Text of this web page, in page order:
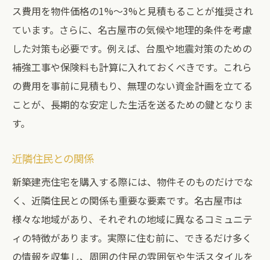
ス費用を物件価格の1%〜3%と見積もることが推奨され
ています。さらに、名古屋市の気候や地理的条件を考慮
した対策も必要です。例えば、台風や地震対策のための
補強工事や保険料も計算に入れておくべきです。これら
の費用を事前に見積もり、無理のない資金計画を立てる
ことが、長期的な安定した生活を送るための鍵となりま
す。
近隣住民との関係
新築建売住宅を購入する際には、物件そのものだけでな
く、近隣住民との関係も重要な要素です。名古屋市は
様々な地域があり、それぞれの地域に異なるコミュニテ
ィの特徴があります。実際に住む前に、できるだけ多く
の情報を収集し、周囲の住民の雰囲気や生活スタイルを